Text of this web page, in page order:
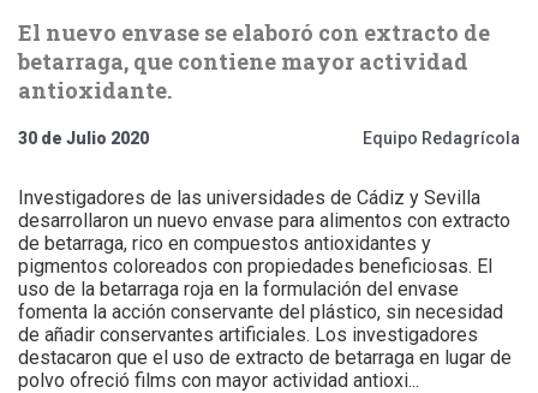
El nuevo envase se elaboró con extracto de
betarraga, que contiene mayor actividad
antioxidante.
30 de Julio 2020 Equipo Redagrícola
Investigadores de las universidades de Cádiz y Sevilla
desarrollaron un nuevo envase para alimentos con extracto
de betarraga, rico en compuestos antioxidantes y
pigmentos coloreados con propiedades beneficiosas. El
uso de la betarraga roja en la formulación del envase
fomenta la acción conservante del plástico, sin necesidad
de añadir conservantes artificiales. Los investigadores
destacaron que el uso de extracto de betarraga en lugar de
polvo ofreció films con mayor actividad antioxi...